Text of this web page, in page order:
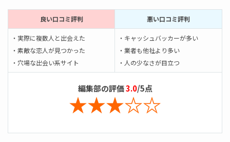
良い口コミ評判 悪い口コミ評判
・実際に複数人と出会えた
・素敵な恋人が見つかった
・穴場な出会い系サイト
・キャッシュバッカーが多い
・業者も他社より多い
・人の少なさが目立つ
編集部の評価3.0/5点
★★★☆☆